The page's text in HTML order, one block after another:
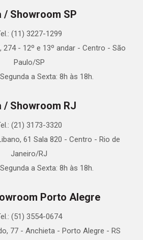
/ Showroom SP
(11) 3227-1299
274 - 12º e 13º andar - Centro - São
Paulo/SP
a Sexta: 8h às 18h.
/ Showroom RJ
(21) 3173-3320
61 Sala 820 - Centro - Rio de
Janeiro/RJ
a Sexta: 8h às 18h.
Porto Alegre
(51) 3554-0674
77 - Anchieta - Porto Alegre - RS